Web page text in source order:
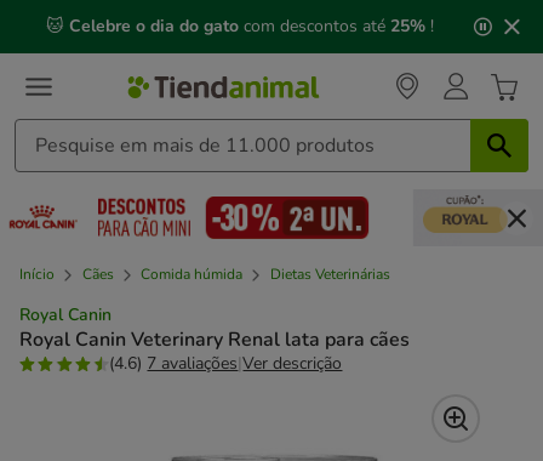
mensagem,
🐱 Celebre o dia do gato com descontos até 25% !
Início Cães Comida húmida Dietas Veterinárias
Royal Canin
Royal Canin Veterinary Renal lata para cães
(4.6) 7 avaliações|Ver descrição